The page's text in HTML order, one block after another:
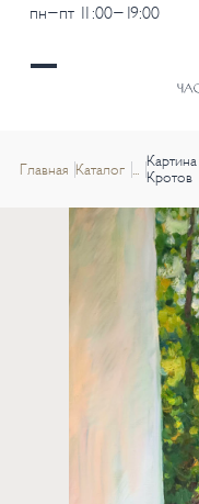
пн-пт 11:00-19:00
Главная Каталог
Кротов